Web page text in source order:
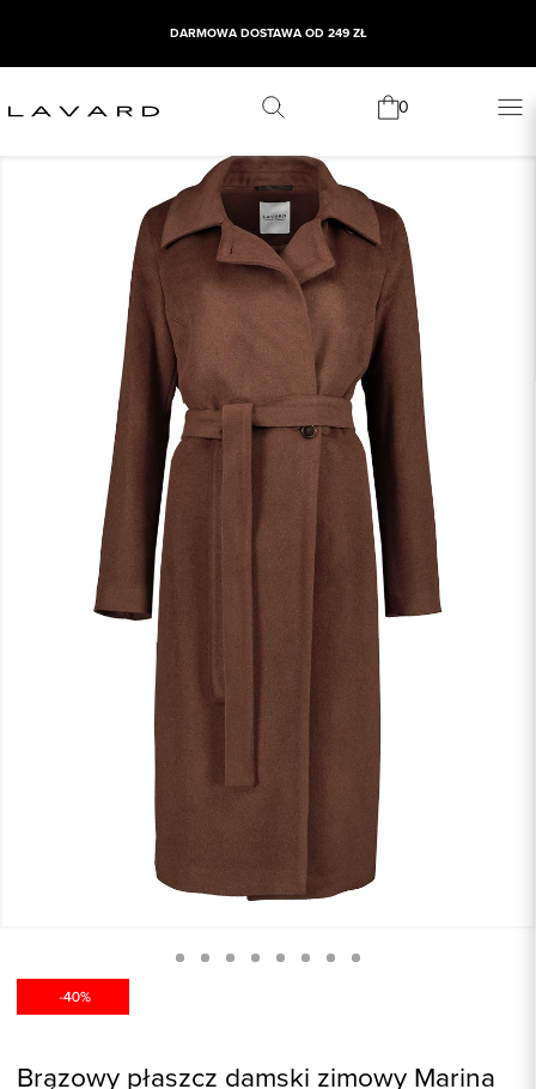
DARMOWA DOSTAWA OD 249 ZŁ
0
Brązowy płaszcz damski zimowy Marina